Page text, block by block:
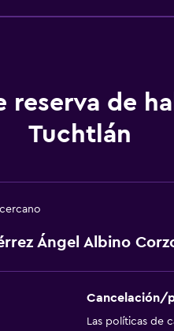
reserva de
Tuchtlán
Ángel Albino
Cancelación/
Las políticas de